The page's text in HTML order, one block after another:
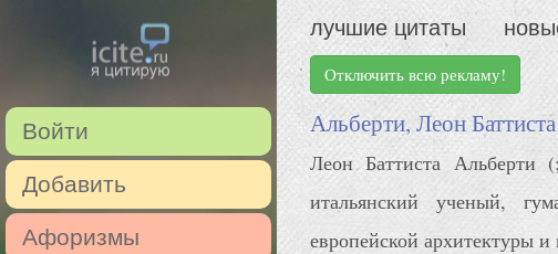
Войти
Добавить
Афоризмы
лучшие цитаты
Отключить всю рекламу!
Альберти, Леон Баттиста
Леон Баттиста
итальянский ученый,
европейской архитектуры